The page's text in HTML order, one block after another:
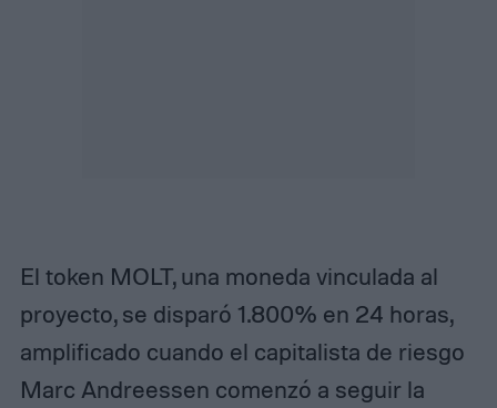
El token MOLT, una moneda vinculada al
proyecto, se disparó 1.800% en 24 horas,
amplificado cuando el capitalista de riesgo
Marc Andreessen comenzó a seguir la